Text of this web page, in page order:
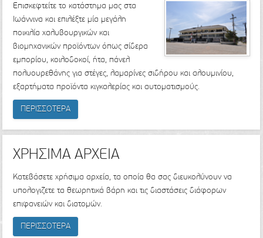
Επισκεφτείτε το κατάστημα μας στα
Ιωάννινα και επιλέξτε μία μεγάλη
ποικιλία χαλυβουργικών και
βιομηχανικών προϊόντων όπως σίδερα
εμπορίου, κοιλοδοκοί, ήτα, πάνελ
πολυουρεθάνης για στέγες, λαμαρίνες σιδήρου και αλουμινίου,
εξαρτήματα προϊόντα κιγκαλερίας και αυτοματισμούς.
ΠΕΡΙΣΣΟΤΕΡΑ
ΧΡΗΣΙΜΑ ΑΡΧΕΙΑ
Κατεβάσετε χρήσιμα αρχεία, τα οποία θα σας διευκολύνουν να
υπολογιζετε τα θεωρητικά βάρη και τις διαστάσεις διάφορων
επιφανειών και διατομών.
ΠΕΡΙΣΣΟΤΕΡΑ